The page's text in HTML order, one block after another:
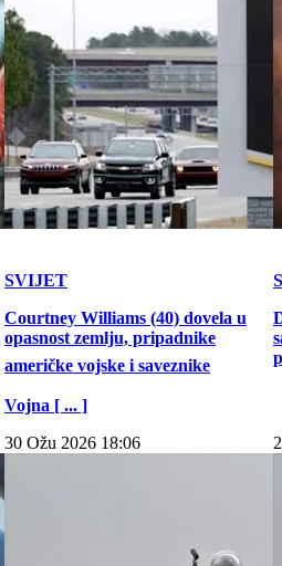
SVIJET
Courtney Williams (40) dovela u
opasnost zemlju, pripadnike
američke vojske i saveznike
Vojna [ ... ]
30 Ožu 2026 18:06